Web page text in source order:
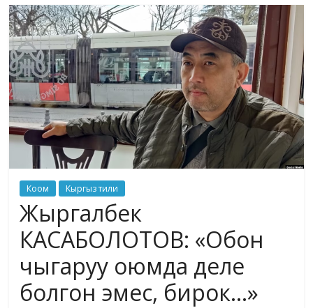
маданияты
жана
адабияты
Коом Кыргыз тили
Жыргалбек
КАСАБОЛОТОВ: «Обон
чыгаруу оюмда деле
болгон эмес, бирок…»